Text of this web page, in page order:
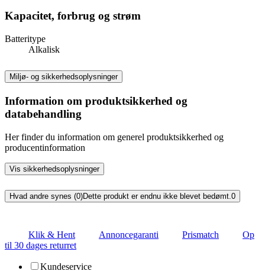
Kapacitet, forbrug og strøm
Batteritype
Alkalisk
Miljø- og sikkerhedsoplysninger
Information om produktsikkerhed og
databehandling
Her finder du information om generel produktsikkerhed og
producentinformation
Vis sikkerhedsoplysninger
Hvad andre synes (0)Dette produkt er endnu ikke blevet bedømt.0
Klik & Hent Annoncegaranti Prismatch
Op
til 30 dages returret
Kundeservice